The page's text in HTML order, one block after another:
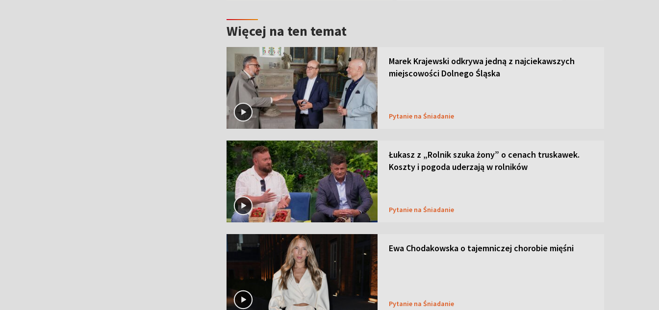
Więcej na ten temat
Marek Krajewski odkrywa jedną z najciekawszych
miejscowości Dolnego Śląska
Pytanie na Śniadanie
Łukasz z „Rolnik szuka żony” o cenach truskawek.
Koszty i pogoda uderzają w rolników
Pytanie na Śniadanie
Ewa Chodakowska o tajemniczej chorobie mięśni
Pytanie na Śniadanie